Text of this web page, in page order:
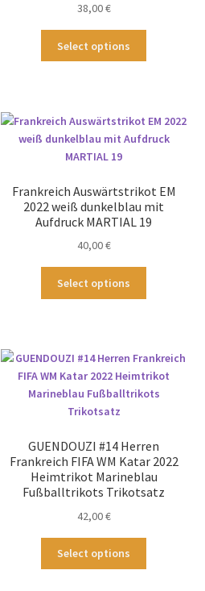
38,00€
Select options
auf.
Die
auf
der
werden
Frankreich Auswärtstrikot EM
2022 weiß dunkelblau mit
Aufdruck MARTIAL 19
40,00€
Select options
auf.
Die
Optionen
der
Produktseite
gewählt
GUENDOUZI #14 Herren
Frankreich FIFA WM Katar 2022
Heimtrikot Marineblau
Fußballtrikots Trikotsatz
42,00€
Select options